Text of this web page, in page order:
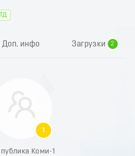
Доп. инфо Загрузки
2
1
Коми-1